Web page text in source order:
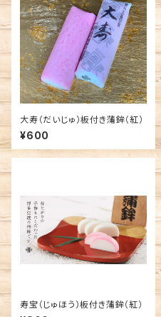
大寿（だいじゅ）板付き蒲鉾（紅）
¥600
寿宝（じゅほう）板付き蒲鉾（紅）